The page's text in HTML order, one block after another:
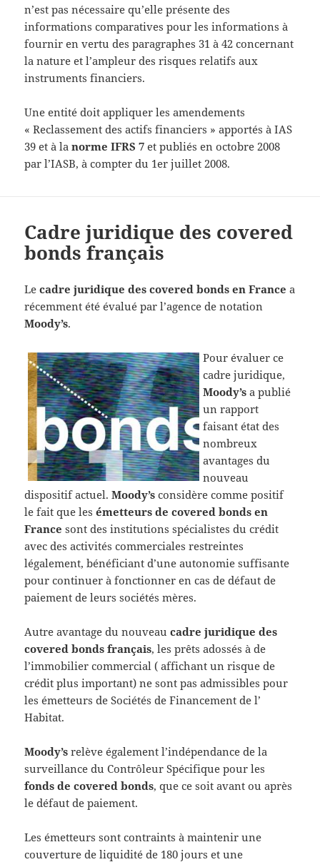
n’est pas nécessaire qu’elle présente des
informations comparatives pour les informations à
fournir en vertu des paragraphes 31 à 42 concernant
la nature et l’ampleur des risques relatifs aux
instruments financiers.
Une entité doit appliquer les amendements
« Reclassement des actifs financiers » apportés à IAS
39 et à lanorme IFRS 7 et publiés en octobre 2008
par l’IASB, à compter du 1er juillet 2008.
Cadre juridique des covered
bonds français
Lecadre juridique des covered bonds en France a
récemment été évalué par l’agence de notation
Moody’s.
Pour évaluer ce
cadre juridique,
Moody’s a publié
un rapport
faisant état des
nombreux
avantages du
nouveau
dispositif actuel.Moody’s considère comme positif
le fait que lesémetteurs de covered bonds en
France sont des institutions spécialistes du crédit
avec des activités commerciales restreintes
légalement, bénéficiant d’une autonomie suffisante
pour continuer à fonctionner en cas de défaut de
paiement de leurs sociétés mères.
Autre avantage du nouveaucadre juridique des
covered bonds français, les prêts adossés à de
l’immobilier commercial ( affichant un risque de
crédit plus important) ne sont pas admissibles pour
les émetteurs de Sociétés de Financement de l’
Habitat.
Moody’s relève également l’indépendance de la
surveillance du Contrôleur Spécifique pour les
fonds de covered bonds, que ce soit avant ou après
le défaut de paiement.
Les émetteurs sont contraints à maintenir une
couverture de liquidité de 180 jours et une